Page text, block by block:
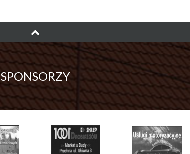
SPONSORZY